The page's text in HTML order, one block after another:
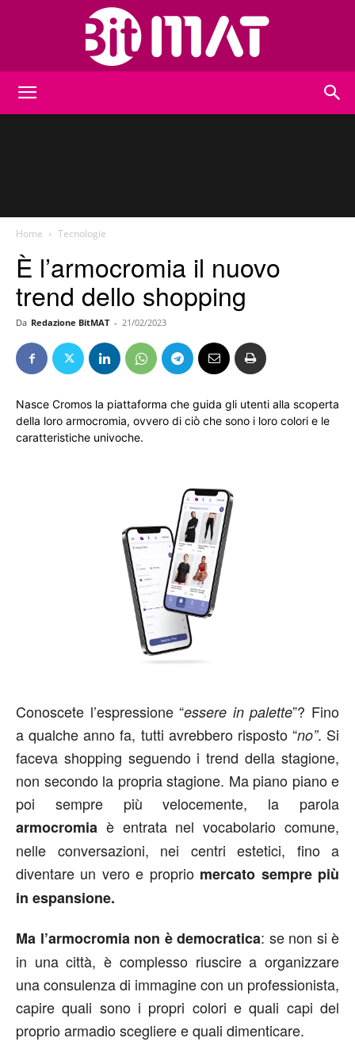
Home Tecnologie
È l’armocromia il nuovo
trend dello shopping
Da Redazione BitMAT - 21/02/2023
Nasce Cromos la piattaforma che guida gli utenti alla scoperta
della loro armocromia, ovvero di ciò che sono i loro colori e le
caratteristiche univoche.
Conoscete l’espressione “essere in palette”? Fino
a qualche anno fa, tutti avrebbero risposto “no”. Si
faceva shopping seguendo i trend della stagione,
non secondo la propria stagione. Ma piano piano e
poi sempre più velocemente, la parola
armocromia è entrata nel vocabolario comune,
nelle conversazioni, nei centri estetici, fino a
diventare un vero e propriomercato sempre più
in espansione.
Ma l’armocromia non è democratica: se non si è
in una città, è complesso riuscire a organizzare
una consulenza di immagine con un professionista,
capire quali sono i propri colori e quali capi del
proprio armadio scegliere e quali dimenticare.